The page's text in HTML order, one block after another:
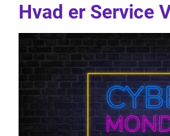
Hvad er Service